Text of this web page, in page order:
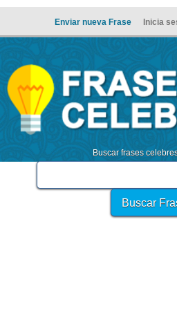
Enviar nueva Frase Inicia
Buscar frases